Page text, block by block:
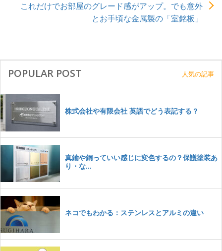
これだけでお部屋のグレード感がアップ。でも意外
とお手頃な金属製の「室銘板」
POPULAR POST 人気の記事